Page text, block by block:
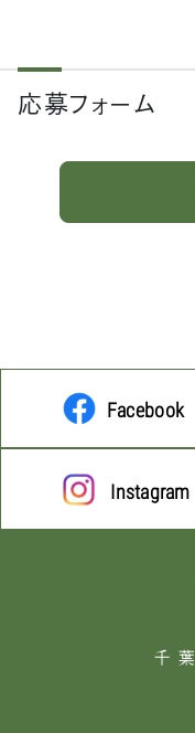
応募フォーム
Facebook
Instagram